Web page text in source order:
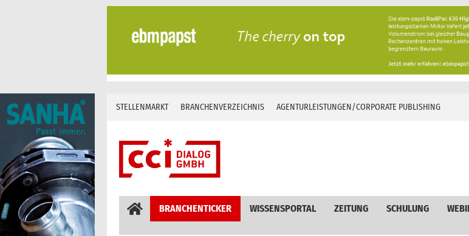
Skip
content
STELLENMARKT BRANCHENVERZEICHNIS AGENTURLEISTUNGEN/CORPORATE PUBLISHING
BRANCHENTICKER WISSENSPORTAL ZEITUNG SCHULUNG